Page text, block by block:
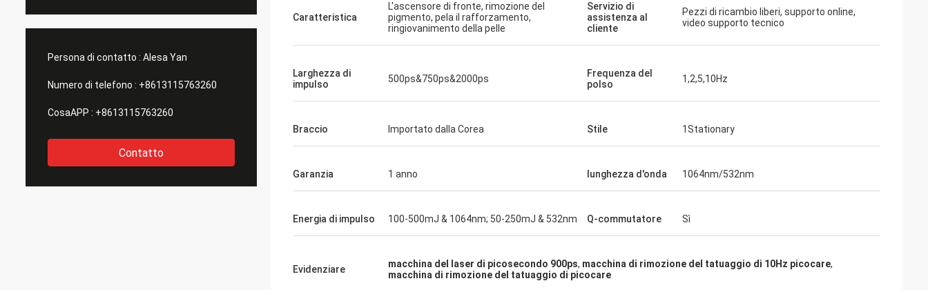
Persona di contatto : Alesa Yan
Numero di telefono : +8613115763260
CosaAPP : +8613115763260
Contatto
Caratteristica
L'ascensore di fronte, rimozione del
pigmento, pela il rafforzamento,
ringiovanimento della pelle
Servizio di
assistenza al
cliente
Pezzi di ricambio liberi, supporto online,
video supporto tecnico
Larghezza di
impulso
500ps&750ps&2000ps
Frequenza del
polso
1,2,5,10Hz
Braccio Importato dalla Corea Stile 1Stationary
Garanzia 1 anno lunghezza d'onda 1064nm/532nm
Energia di impulso 100-500mJ & 1064nm; 50-250mJ & 532nm Q-commutatore Sì
Evidenziare macchina del laser di picosecondo 900ps, macchina di rimozione del tatuaggio di 10Hz picocare,
macchina di rimozione del tatuaggio di picocare